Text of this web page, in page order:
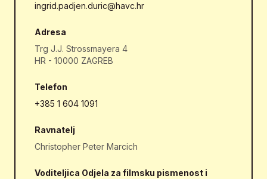
ingrid.padjen.duric@havc.hr
Adresa
Trg J.J. Strossmayera 4
HR - 10000 ZAGREB
Telefon
+385 1 604 1091
Ravnatelj
Christopher Peter Marcich
Voditeljica Odjela za filmsku pismenost i